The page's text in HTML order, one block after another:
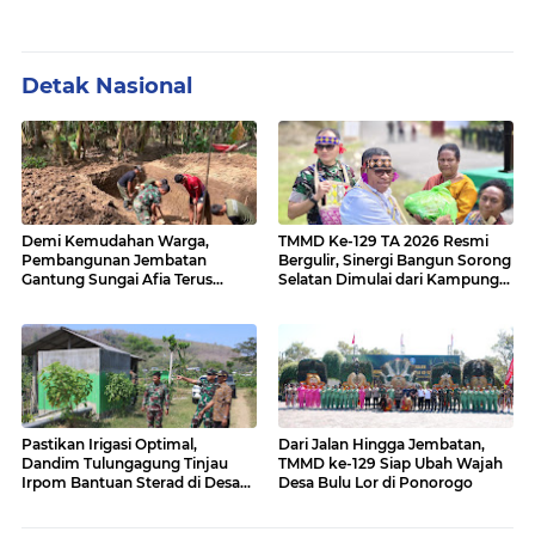
Detak Nasional
Demi Kemudahan Warga,
Pembangunan Jembatan
Gantung Sungai Afia Terus
TMMD Ke-129 TA 2026 Resmi
Bergulir, Sinergi Bangun Sorong
Selatan Dimulai dari Kampung
Pastikan Irigasi Optimal,
Dandim Tulungagung Tinjau
Irpom Bantuan Sterad di Desa
Dari Jalan Hingga Jembatan,
TMMD ke-129 Siap Ubah Wajah
Desa Bulu Lor di Ponorogo